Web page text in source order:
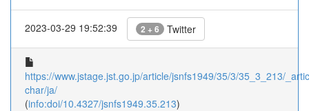
2023-03-29 19:52:39 2 + 6 Twitter
https://www.jstage.jst.go.jp/article/jsnfs1949/35/3/35_3_213/
char/ja/
(info:doi/10.4327/jsnfs1949.35.213)